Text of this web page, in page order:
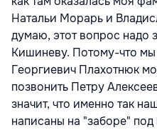
Натальи Морарь и
думаю, этот вопрос надо
Кишиневу. Потому-что
Георгиевич Плахотнюк
позвонить Петру
значит, что именно так
написаны на "заборе"